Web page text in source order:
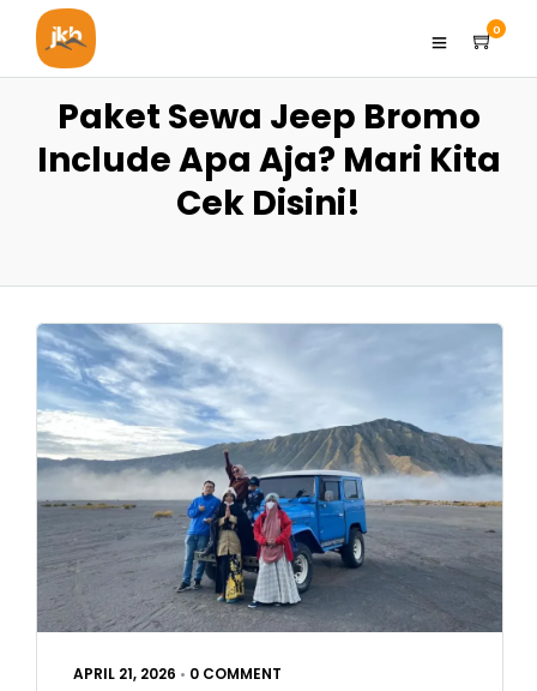
0
Paket Sewa Jeep Bromo
Include Apa Aja? Mari Kita
Cek Disini!
APRIL 21, 2026 • 0 COMMENT